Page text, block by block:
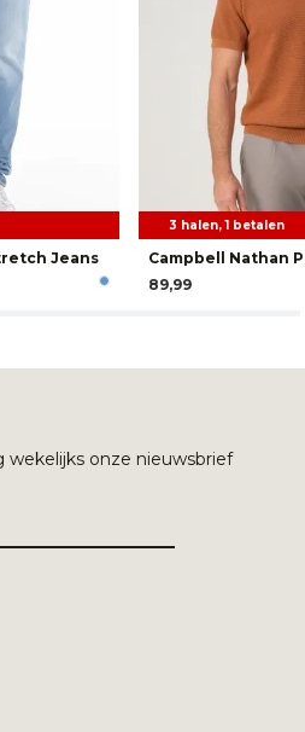
Jeans
3 halen, 1 betalen
Campbell Nathan
89,99
wekelijks onze nieuwsbrief